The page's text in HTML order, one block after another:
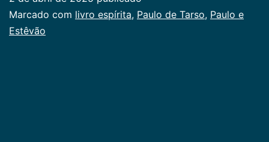
Categorizado
como
Marcado com livro espírita, Paulo de Tarso, Paulo e
Estêvão